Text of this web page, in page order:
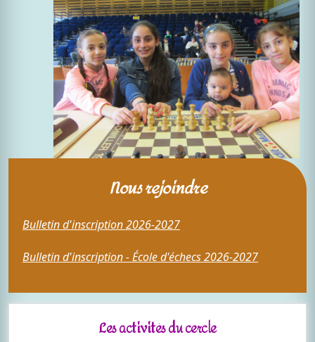
Nous rejoindre
Bulletin d'inscription 2026-2027
Bulletin d'inscription - École d'échecs 2026-2027
Les activités du cercle